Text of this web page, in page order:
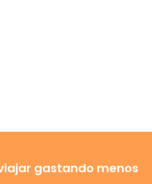
gastando menos